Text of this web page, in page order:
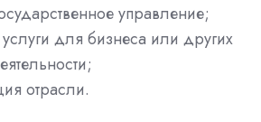
управление;
для бизнеса или других
отрасли.